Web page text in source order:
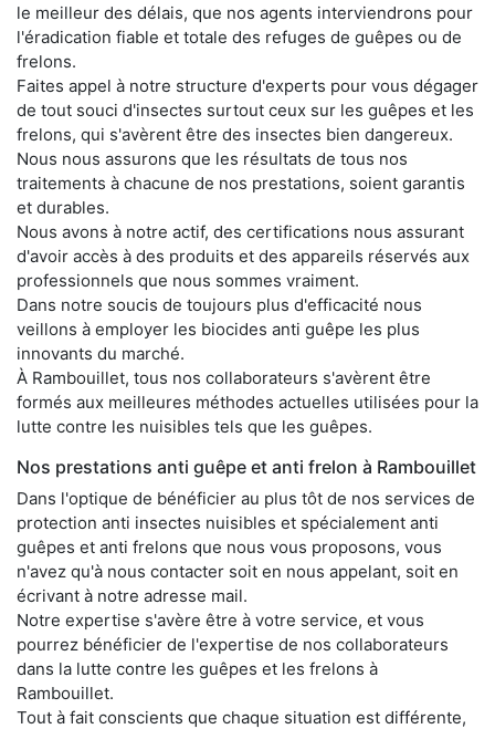
le meilleur des délais, que nos agents interviendrons pour
l'éradication fiable et totale des refuges de guêpes ou de
frelons.
Faites appel à notre structure d'experts pour vous dégager
de tout souci d'insectes surtout ceux sur les guêpes et les
frelons, qui s'avèrent être des insectes bien dangereux.
Nous nous assurons que les résultats de tous nos
traitements à chacune de nos prestations, soient garantis
et durables.
Nous avons à notre actif, des certifications nous assurant
d'avoir accès à des produits et des appareils réservés aux
professionnels que nous sommes vraiment.
Dans notre soucis de toujours plus d'efficacité nous
veillons à employer les biocides anti guêpe les plus
innovants du marché.
À Rambouillet, tous nos collaborateurs s'avèrent être
formés aux meilleures méthodes actuelles utilisées pour la
lutte contre les nuisibles tels que les guêpes.
Nos prestations anti guêpe et anti frelon à Rambouillet
Dans l'optique de bénéficier au plus tôt de nos services de
protection anti insectes nuisibles et spécialement anti
guêpes et anti frelons que nous vous proposons, vous
n'avez qu'à nous contacter soit en nous appelant, soit en
écrivant à notre adresse mail.
Notre expertise s'avère être à votre service, et vous
pourrez bénéficier de l'expertise de nos collaborateurs
dans la lutte contre les guêpes et les frelons à
Rambouillet.
Tout à fait conscients que chaque situation est différente,